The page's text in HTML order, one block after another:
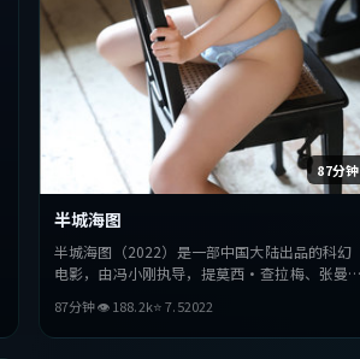
87分钟
半城海图
半城海图（2022）是一部中国大陆出品的科幻
电影，由冯小刚执导，提莫西·查拉梅、张曼
破，探讨人性与抉择，节奏张弛有度，适合喜欢
该类型的观众完整观看。
87分钟👁188.2k⭐7.52022